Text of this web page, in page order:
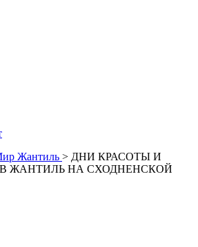
Жантиль > ДНИ КРАСОТЫ И
В ЖАНТИЛЬ НА СХОДНЕНСКОЙ